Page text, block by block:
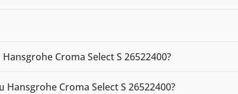
Croma Select S 26522400?
Croma Select S 26522400?